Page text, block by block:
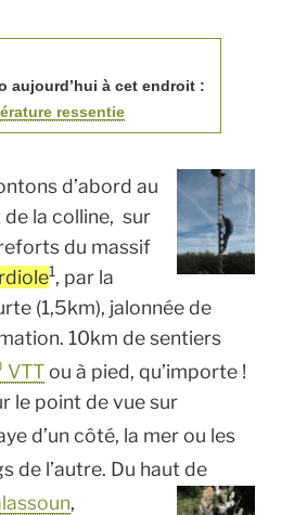
aujourd’hui à cet endroit :
ressentie
d’abord au
la colline, sur
du massif
1, par la
(1,5km), jalonnée de
10km de sentiers
VTTou à pied, qu’importe !
le point de vue sur
d’un côté, la mer ou les
de l’autre. Du haut de
,